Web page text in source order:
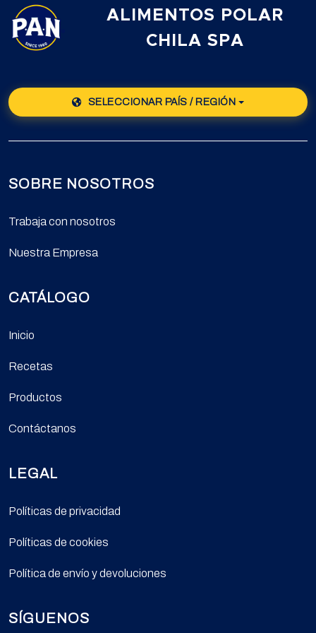
ALIMENTOS POLAR
CHILA SPA
SELECCIONAR PAÍS / REGIÓN
SOBRE NOSOTROS
Trabaja con nosotros
Nuestra Empresa
CATÁLOGO
Inicio
Recetas
Productos
Contáctanos
LEGAL
Políticas de privacidad
Políticas de cookies
Política de envío y devoluciones
SÍGUENOS